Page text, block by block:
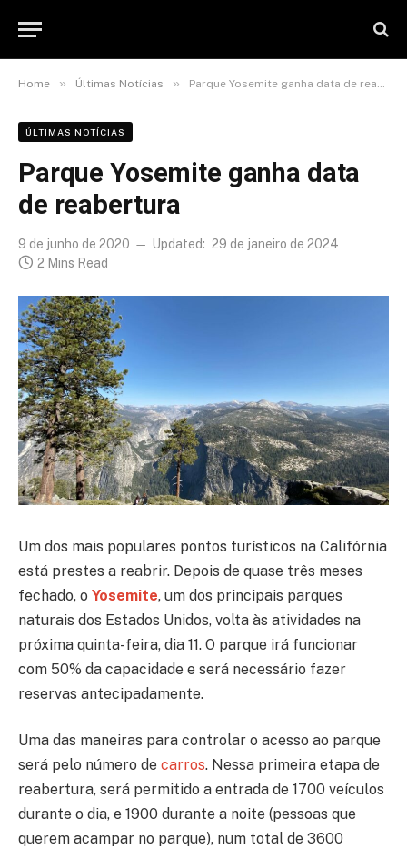
Home » Últimas Notícias » Parque Yosemite ganha data de reabertura
ÚLTIMAS NOTÍCIAS
Parque Yosemite ganha data
de reabertura
9 de junho de 2020 Updated: 29 de janeiro de 2024
2 Mins Read
Um dos mais populares pontos turísticos na Califórnia
está prestes a reabrir. Depois de quase três meses
fechado, o Yosemite, um dos principais parques
naturais dos Estados Unidos, volta às atividades na
próxima quinta-feira, dia 11. O parque irá funcionar
com 50% da capacidade e será necessário fazer
reservas antecipadamente.
Uma das maneiras para controlar o acesso ao parque
será pelo número de carros. Nessa primeira etapa de
reabertura, será permitido a entrada de 1700 veículos
durante o dia, e 1900 durante a noite (pessoas que
querem acampar no parque), num total de 3600